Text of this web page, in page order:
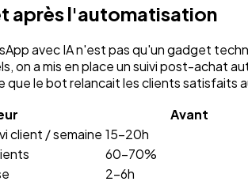
après l'automatisation
avec IA n'est pas qu'un gadget
on a mis en place un suivi post-achat
que le bot relancait les clients satisfaits
Avant
client / semaine 15-20h
60-70%
2-6h